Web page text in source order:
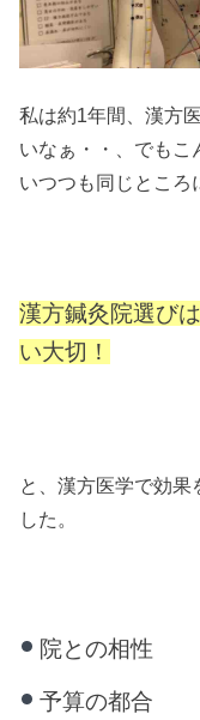
私は約1年間、漢方
いなぁ・・、でもこ
いつつも同じところ
漢方鍼灸院選び
い大切！
と、漢方医学で効果
した。
院との相性
予算の都合